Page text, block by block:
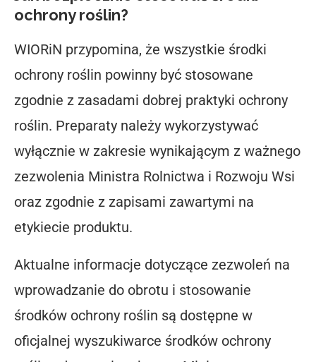
ochrony roślin?
WIORiN przypomina, że wszystkie środki
ochrony roślin powinny być stosowane
zgodnie z zasadami dobrej praktyki ochrony
roślin. Preparaty należy wykorzystywać
wyłącznie w zakresie wynikającym z ważnego
zezwolenia Ministra Rolnictwa i Rozwoju Wsi
oraz zgodnie z zapisami zawartymi na
etykiecie produktu.
Aktualne informacje dotyczące zezwoleń na
wprowadzanie do obrotu i stosowanie
środków ochrony roślin są dostępne w
oficjalnej wyszukiwarce środków ochrony